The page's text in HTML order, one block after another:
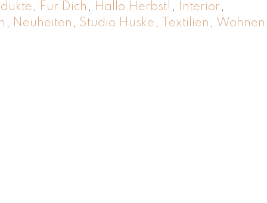
, Für Dich , Hallo Herbst! , Interior ,
, Neuheiten , Studio Huske , Textilien , Wohnen